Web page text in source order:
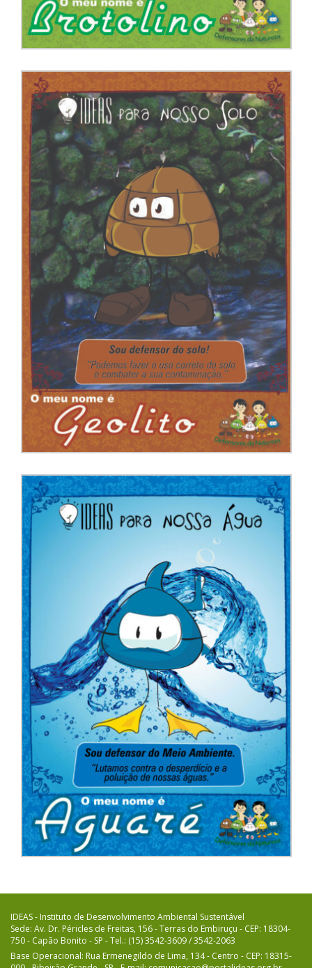
IDEAS - Instituto de Desenvolvimento Ambiental Sustentável
Sede: Av. Dr. Péricles de Freitas, 156 - Terras do Embiruçu - CEP: 18304-
750 - Capão Bonito - SP - Tel.: (15) 3542-3609 / 3542-2063
Base Operacional: Rua Ermenegildo de Lima, 134 - Centro - CEP: 18315-